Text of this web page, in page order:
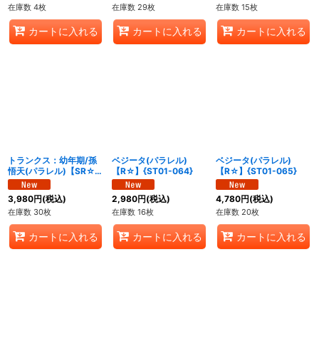
在庫数 4枚
カートに入れる
在庫数 29枚
カートに入れる
在庫数 15枚
カートに入れる
トランクス：幼年期/孫
悟天(パラレル)【SR☆】
{ST01-058}
3,980円(税込)
在庫数 30枚
カートに入れる
ベジータ(パラレル)
【R☆】{ST01-064}
2,980円(税込)
在庫数 16枚
カートに入れる
ベジータ(パラレル)
【R☆】{ST01-065}
4,780円(税込)
在庫数 20枚
カートに入れる